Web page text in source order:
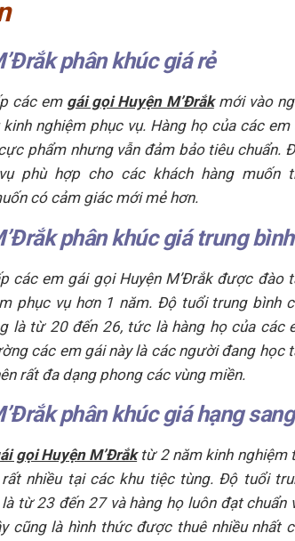
phân khúc giá rẻ
các em gái gọi Huyện M’Đrắkmới vào
nghiệm phục vụ. Hàng họ của các em
phẩm nhưng vẫn đảm bảo tiêu chuẩn.
phù hợp cho các khách hàng muốn
có cảm giác mới mẻ hơn.
phân khúc giá trung bình
các em gái gọi Huyện M’Đrắk được đào
phục vụ hơn 1 năm. Độ tuổi trung bình
là từ 20 đến 26, tức là hàng họ của các
các em gái này là các người đang học
rất đa dạng phong các vùng miền.
phân khúc giá hạng sang
gọi Huyện M’Đrắktừ 2 năm kinh nghiệm
nhiều tại các khu tiệc tùng. Độ tuổi
từ 23 đến 27 và hàng họ luôn đạt chuẩn
cũng là hình thức được thuê nhiều nhất